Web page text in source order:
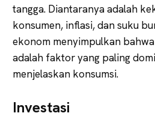
tangga. Diantaranya adalah
konsumen, inflasi, dan suku
ekonom menyimpulkan bahwa
adalah faktor yang paling
menjelaskan konsumsi.
Investasi